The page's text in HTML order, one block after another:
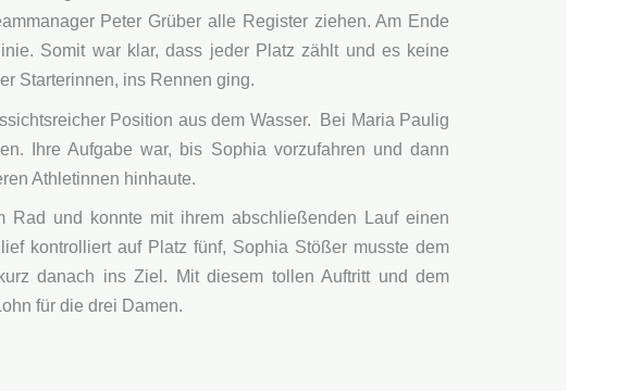
Peter Grüber alle Register ziehen. Am Ende
Somit war klar, dass jeder Platz zählt und es keine
Starterinnen, ins Rennen ging.
Position aus dem Wasser. Bei Maria Paulig
Ihre Aufgabe war, bis Sophia vorzufahren und dann
Athletinnen hinhaute.
Rad und konnte mit ihrem abschließenden Lauf einen
kontrolliert auf Platz fünf, Sophia Stößer musste dem
danach ins Ziel. Mit diesem tollen Auftritt und dem
für die drei Damen.